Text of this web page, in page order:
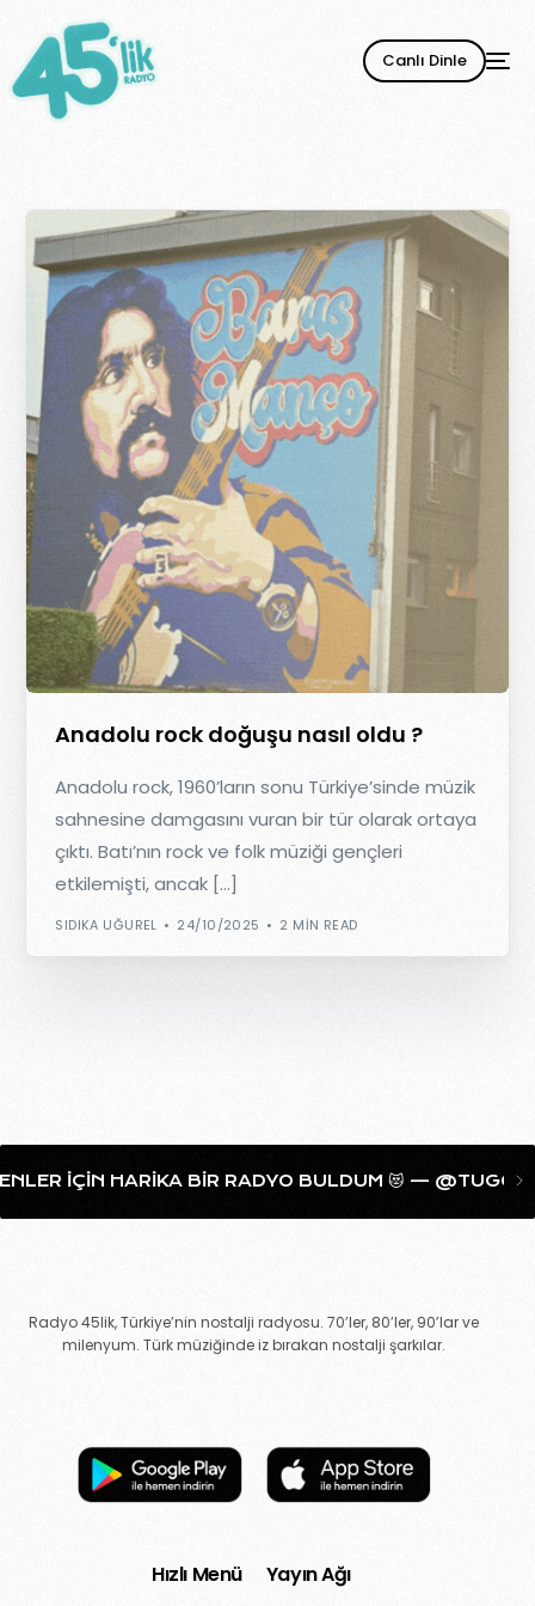
Canlı Dinle
Anadolu rock doğuşu nasıl oldu ?
Anadolu rock, 1960’ların sonu Türkiye’sinde müzik
sahnesine damgasını vuran bir tür olarak ortaya
çıktı. Batı’nın rock ve folk müziği gençleri
etkilemişti, ancak […]
SIDIKA UĞUREL 24/10/2025 2 MIN READ
IÇIN HARIKA BIR RADYO BULDUM 😻 —
Radyo 45lik, Türkiye’nin nostalji radyosu. 70’ler, 80’ler, 90’lar ve
milenyum. Türk müziğinde iz bırakan nostalji şarkılar.
Hızlı Menü Yayın Ağı
YENİ